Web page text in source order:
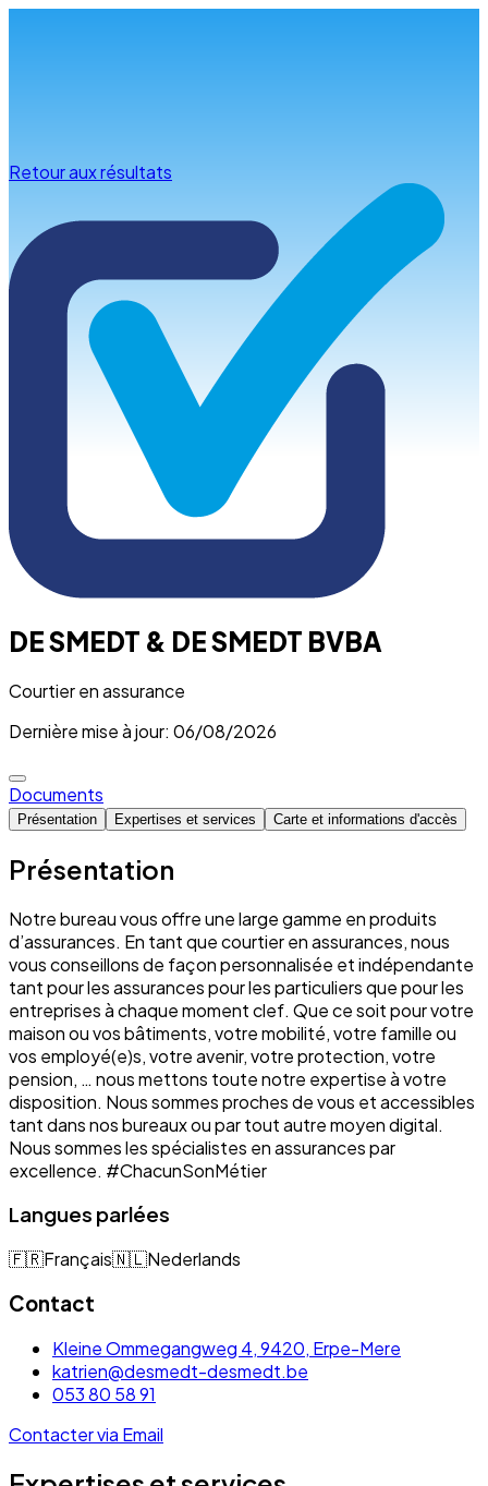
Retour aux résultats
DE SMEDT & DE SMEDT BVBA
Courtier en assurance
Dernière mise à jour: 06/08/2026
Documents
Présentation Expertises et services Carte et informations d'accès
Présentation
Notre bureau vous offre une large gamme en produits
d’assurances. En tant que courtier en assurances, nous
vous conseillons de façon personnalisée et indépendante
tant pour les assurances pour les particuliers que pour les
entreprises à chaque moment clef. Que ce soit pour votre
maison ou vos bâtiments, votre mobilité, votre famille ou
vos employé(e)s, votre avenir, votre protection, votre
pension, … nous mettons toute notre expertise à votre
disposition. Nous sommes proches de vous et accessibles
tant dans nos bureaux ou par tout autre moyen digital.
Nous sommes les spécialistes en assurances par
excellence. #ChacunSonMétier
Langues parlées
🇫🇷Français🇳🇱Nederlands
Contact
Kleine Ommegangweg 4, 9420, Erpe-Mere
katrien@desmedt-desmedt.be
053 80 58 91
Contacter via Email